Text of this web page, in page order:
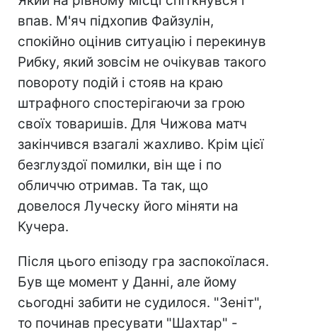
впав. М'яч підхопив Файзулін,
спокійно оцінив ситуацію і перекинув
Рибку, який зовсім не очікував такого
повороту подій і стояв на краю
штрафного спостерігаючи за грою
своїх товаришів. Для Чижова матч
закінчився взагалі жахливо. Крім цієї
безглуздої помилки, він ще і по
обличчю отримав. Та так, що
довелося Луческу його міняти на
Кучера.
Після цього епізоду гра заспокоїлася.
Був ще момент у Данні, але йому
сьогодні забити не судилося. "Зеніт",
то починав пресувати "Шахтар" -